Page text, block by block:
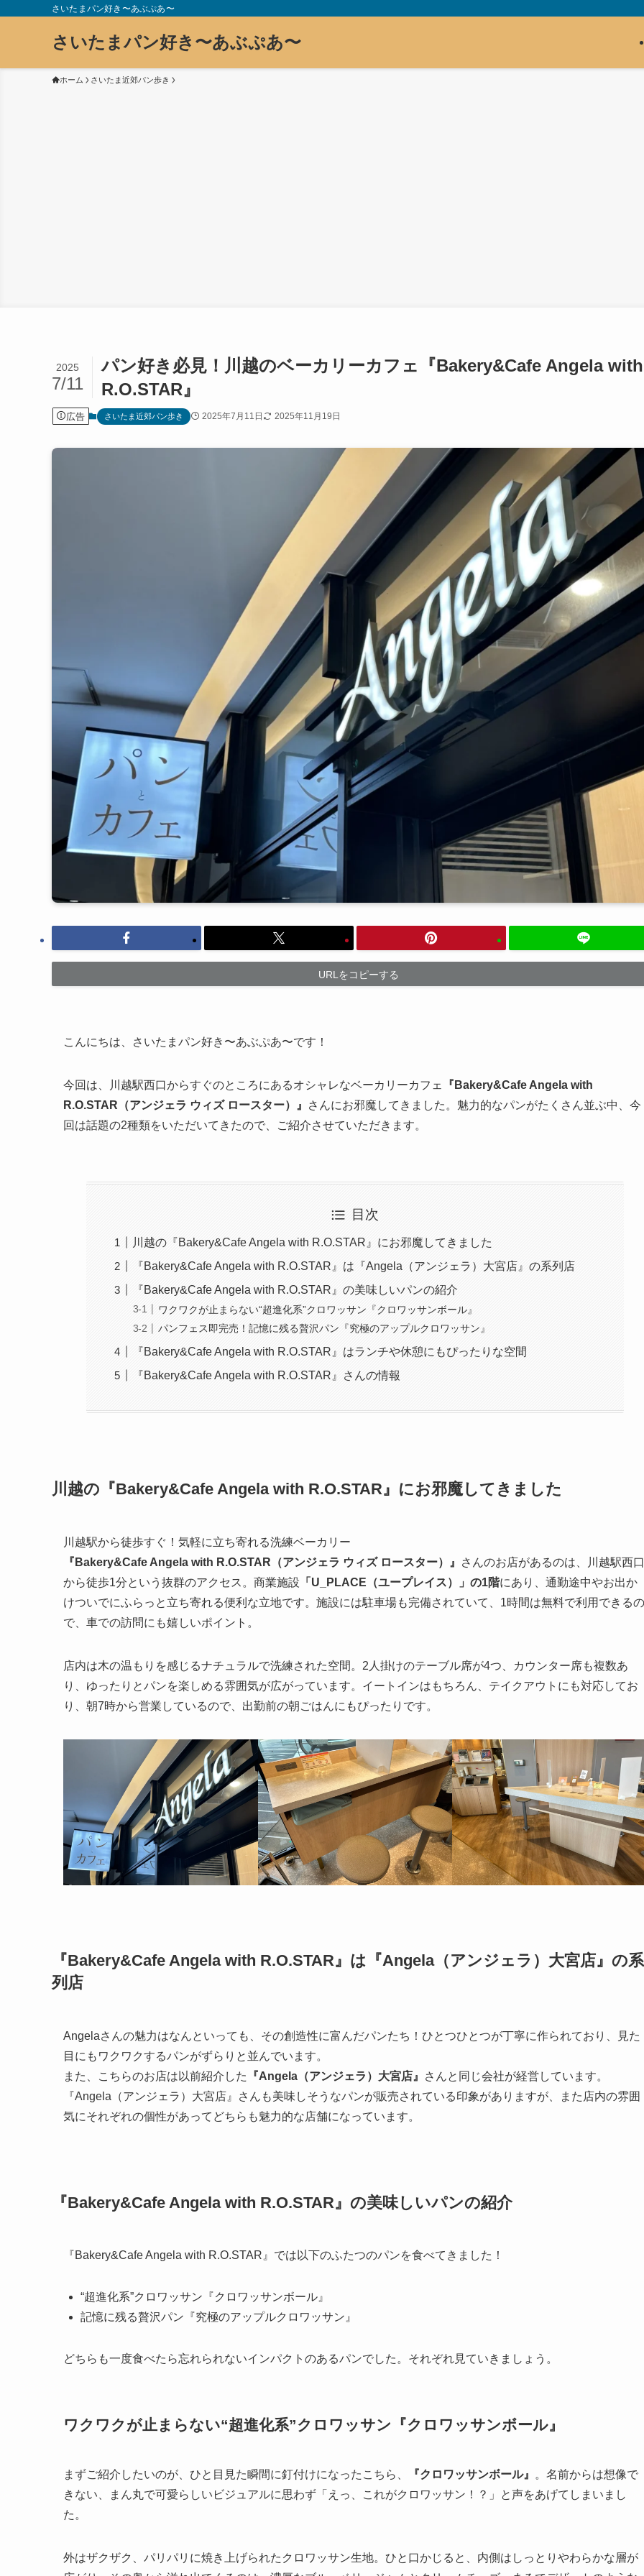
さいたまパン好き〜あぶぷあ〜
さいたまパン好き〜あぶぷあ〜
ホーム さいたま近郊パン歩き
パン好き必見！川越のベーカリーカフェ『Bakery&Cafe Angela with
R.O.STAR』
2025
7/11
広告 さいたま近郊パン歩き 2025年7月11日 2025年11月19日
URLをコピーする
こんにちは、さいたまパン好き〜あぶぷあ〜です！
今回は、川越駅西口からすぐのところにあるオシャレなベーカリーカフェ
『Bakery&Cafe Angela with
R.O.STAR（アンジェラ ウィズ ロースター）』
さんにお邪魔してきました。魅力的なパンがたくさん並ぶ中、今
回は話題の2種類をいただいてきたので、ご紹介させていただきます。
目次
川越の『Bakery&Cafe Angela with R.O.STAR』にお邪魔してきました
『Bakery&Cafe Angela with R.O.STAR』は『Angela（アンジェラ）大宮店』の系列店
『Bakery&Cafe Angela with R.O.STAR』の美味しいパンの紹介
ワクワクが止まらない“超進化系”クロワッサン『クロワッサンボール』
パンフェス即完売！記憶に残る贅沢パン『究極のアップルクロワッサン』
『Bakery&Cafe Angela with R.O.STAR』はランチや休憩にもぴったりな空間
『Bakery&Cafe Angela with R.O.STAR』さんの情報
川越の『Bakery&Cafe Angela with R.O.STAR』にお邪魔してきました
川越駅から徒歩すぐ！気軽に立ち寄れる洗練ベーカリー
『Bakery&Cafe Angela with R.O.STAR（アンジェラ ウィズ ロースター）』
さんのお店があるのは、川越駅西口
から徒歩1分という抜群のアクセス。商業施設 「U_PLACE（ユープレイス）」の1階にあり、通勤途中やお出か
けついでにふらっと立ち寄れる便利な立地です。施設には駐車場も完備されていて、1時間は無料で利用できるの
で、車での訪問にも嬉しいポイント。
店内は木の温もりを感じるナチュラルで洗練された空間。2人掛けのテーブル席が4つ、カウンター席も複数あ
り、ゆったりとパンを楽しめる雰囲気が広がっています。イートインはもちろん、テイクアウトにも対応してお
り、朝7時から営業しているので、出勤前の朝ごはんにもぴったりです。
『Bakery&Cafe Angela with R.O.STAR』は 『Angela（アンジェラ）大宮店』 の系
列店
Angelaさんの魅力はなんといっても、その創造性に富んだパンたち！ひとつひとつが丁寧に作られており、見た
目にもワクワクするパンがずらりと並んでいます。
また、こちらのお店は以前紹介した
『Angela（アンジェラ）大宮店』
さんと同じ会社が経営しています。
『Angela（アンジェラ）大宮店』さんも美味しそうなパンが販売されている印象がありますが、また店内の雰囲
気にそれぞれの個性があってどちらも魅力的な店舗になっています。
『Bakery&Cafe Angela with R.O.STAR』 の美味しいパンの紹介
『Bakery&Cafe Angela with R.O.STAR』では以下のふたつのパンを食べてきました！
“超進化系”クロワッサン『クロワッサンボール』
記憶に残る贅沢パン『究極のアップルクロワッサン』
どちらも一度食べたら忘れられないインパクトのあるパンでした。それぞれ見ていきましょう。
ワクワクが止まらない“超進化系”クロワッサン『クロワッサンボール』
まずご紹介したいのが、ひと目見た瞬間に釘付けになったこちら、 『クロワッサンボール』
。名前からは想像で
きない、まん丸で可愛らしいビジュアルに思わず「えっ、これがクロワッサン！？」と声をあげてしまいまし
た。
外はザクザク、パリパリに焼き上げられたクロワッサン生地。ひと口かじると、内側はしっとりやわらかな層が